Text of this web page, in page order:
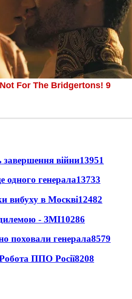
війни13951
одного генерала13733
вибуху в Москві12482
- ЗМІ10286
поховали генерала8579
ППО Росії8208